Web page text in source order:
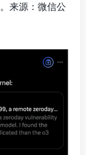
来源：微信公